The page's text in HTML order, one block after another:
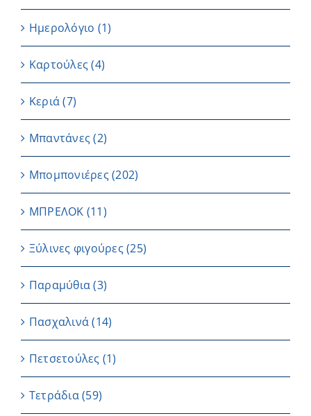
Ημερολόγιο (1)
Καρτούλες (4)
Κεριά (7)
Μπαντάνες (2)
Μπομπονιέρες(202)
ΜΠΡΕΛΟΚ (11)
Ξύλινες φιγούρες(25)
Παραμύθια (3)
Πασχαλινά (14)
Πετσετούλες (1)
Τετράδια(59)